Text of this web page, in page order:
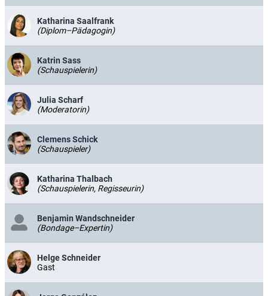
Katharina Saalfrank
(Diplom–Pädagogin)
Katrin Sass
(Schauspielerin)
Julia Scharf
(Moderatorin)
Clemens Schick
(Schauspieler)
Katharina Thalbach
(Schauspielerin, Regisseurin)
Benjamin Wandschneider
(Bondage–Expertin)
Helge Schneider
Gast